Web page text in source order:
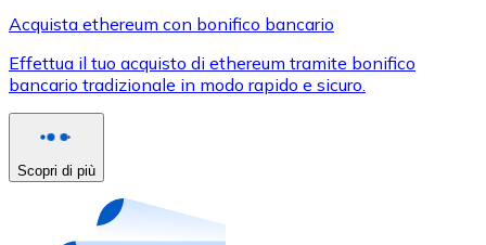
Usa le carte Visa e Mastercard per acquistare
Acquista con carta
Acquista gift card dei tuoi marchi preferiti con
Acquista ethereum con bonifico bancario
Effettua il tuo acquisto di ethereum tramite bonifico
bancario tradizionale in modo rapido e sicuro.
Scopri di più